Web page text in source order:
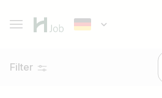
Filter